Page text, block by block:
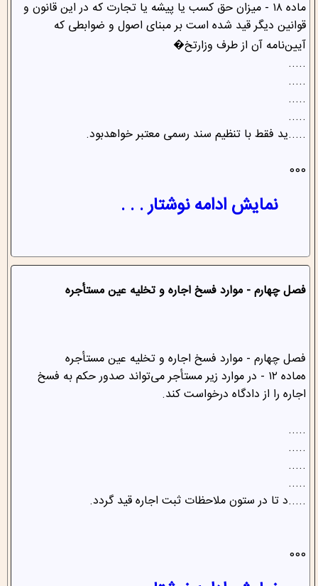
‌ماده ۱۸ - میزان حق کسب یا پیشه یا تجارت که در این قانون و
قوانین دیگر قید شده است بر مبنای اصول و ضوابطی که
آیین‌نامه آن از طرف ‌وزارتخ�
.....
.....
.....
.....
.....ید فقط با تنظیم سند رسمی معتبر خواهد‌بود.
000
نمایش ادامه نوشتار . . .
فصل چهارم - موارد فسخ اجاره و تخلیه عین مستأجره
فصل چهارم - موارد فسخ اجاره و تخلیه عین مستأجره
ه‌ماده ۱۲ - در موارد زیر مستأجر می‌تواند صدور حکم به فسخ
اجاره را از دادگاه درخواست کند.
.....
.....
.....
.....
.....د تا در ستون ملاحظات ثبت اجاره قید گردد.
000